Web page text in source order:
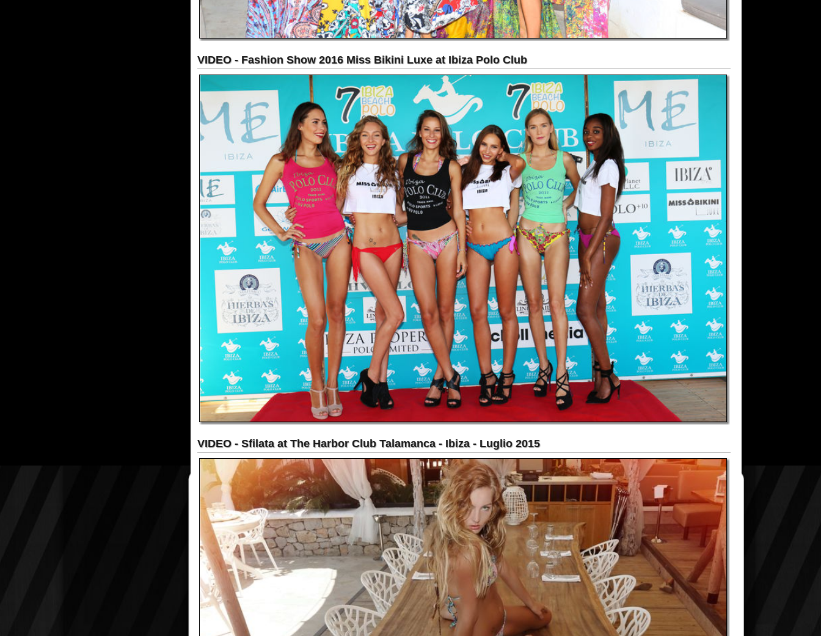
VIDEO - Sfilata at The Harbor Club Talamanca - Ibiza - Luglio 2015